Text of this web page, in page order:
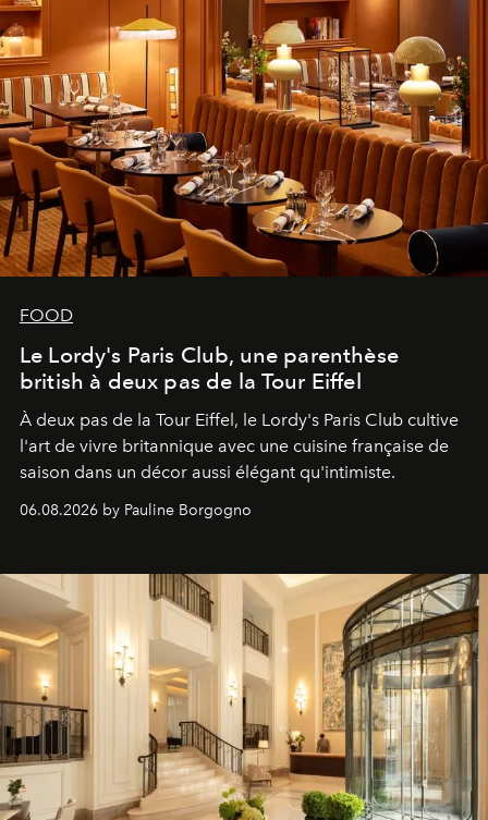
FOOD
Le Lordy's Paris Club, une parenthèse
british à deux pas de la Tour Eiffel
À deux pas de la Tour Eiffel, le Lordy's Paris Club cultive
l'art de vivre britannique avec une cuisine française de
saison dans un décor aussi élégant qu'intimiste.
06.08.2026 by Pauline Borgogno